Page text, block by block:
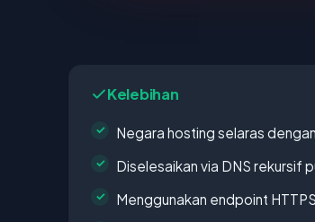
Kelebihan
Negara hosting selaras
Diselesaikan via DNS rekursif
Menggunakan endpoint